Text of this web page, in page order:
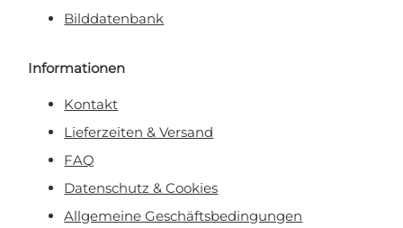
Bilddatenbank
Informationen
Kontakt
Lieferzeiten & Versand
FAQ
Datenschutz & Cookies
Allgemeine Geschäftsbedingungen